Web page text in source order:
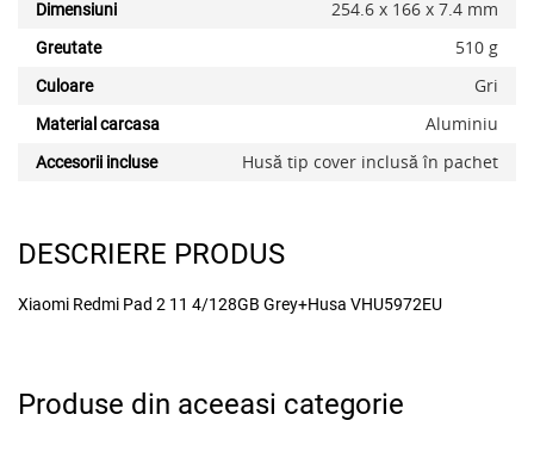
Dimensiuni 254.6 x 166 x 7.4 mm
Greutate 510 g
Culoare Gri
Material carcasa Aluminiu
Accesorii incluse Husă tip cover inclusă în pachet
DESCRIERE PRODUS
Xiaomi Redmi Pad 2 11 4/128GB Grey+Husa VHU5972EU
Produse din aceeasi categorie